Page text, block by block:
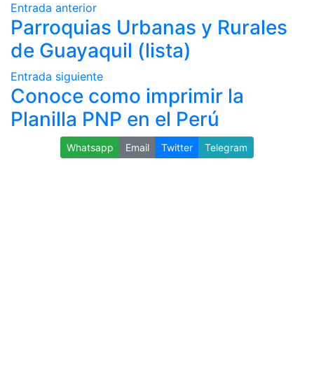
Entrada anterior
Parroquias Urbanas y Rurales
de Guayaquil (lista)
Entrada siguiente
Conoce como imprimir la
Planilla PNP en el Perú
Whatsapp Email Twitter Telegram